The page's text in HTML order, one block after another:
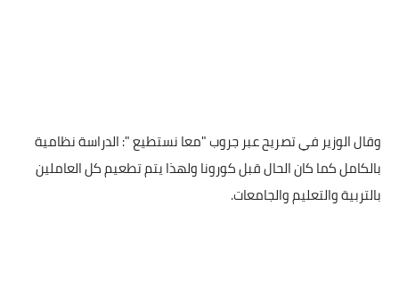
وقال الوزير في تصريح عبر جروب "معا نستطيع ": الدراسة نظامية
بالكامل كما كان الحال قبل كورونا ولهذا يتم تطعيم كل العاملين
بالتربية والتعليم والجامعات.